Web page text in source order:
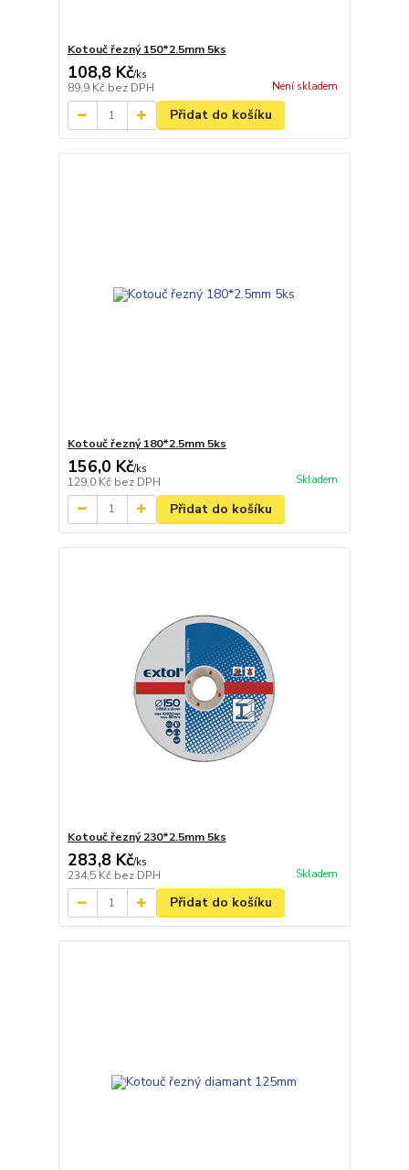
Kotouč řezný 150*2.5mm 5ks
108,8 Kč/ks
89,9 Kč bez DPH Není skladem
Přidat do košíku
Kotouč řezný 180*2.5mm 5ks
156,0 Kč/ks
129,0 Kč bez DPH Skladem
Přidat do košíku
Kotouč řezný 230*2.5mm 5ks
283,8 Kč/ks
234,5 Kč bez DPH Skladem
Přidat do košíku